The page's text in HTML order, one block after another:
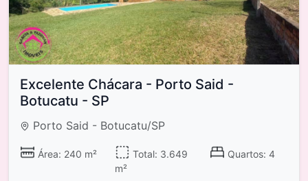
Excelente Chácara - Porto Said -
Botucatu - SP
Porto Said - Botucatu/SP
Área: 240 m²
Total: 3.649
m²
Quartos: 4